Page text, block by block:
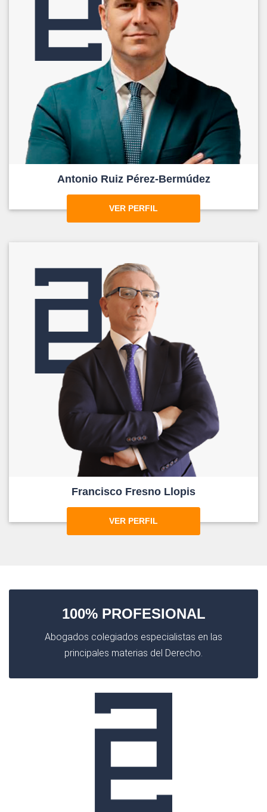
Antonio Ruiz Pérez-Bermúdez
VER PERFIL
Francisco Fresno Llopis
VER PERFIL
100% PROFESIONAL
Abogados colegiados especialistas en las
principales materias del Derecho.